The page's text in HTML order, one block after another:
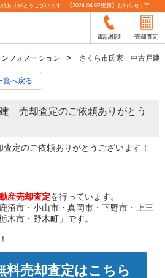
さくら市氏家 中古戸建 売却査定のご依頼ありがとうございます！【2024-04-02更新】お知らせ | 宇都宮市の不動産売却査定なら小金井不動産
電話相談 売却査定
ンフォメーション さくら市氏家 中古戸建
覧へ戻る
売却査定のご依頼ありがとう
定のご依頼ありがとうございます！
産売却査定を行っています。
沼市・小山市・真岡市・下野市・上三
木市・野木町」です。
料売却査定はこちら